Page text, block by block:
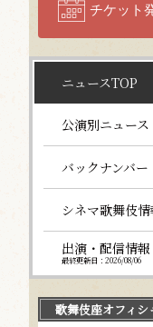
チケット
ニュースTOP
公演別ニュース
バックナンバー
シネマ歌舞伎情
出演・配信情報
最終更新日：2026/08/06
歌舞伎座オフィシ